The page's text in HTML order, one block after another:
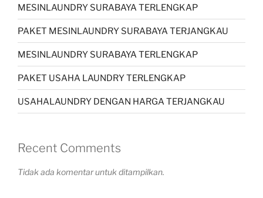
MESINLAUNDRY SURABAYA TERLENGKAP
PAKET MESINLAUNDRY SURABAYA TERJANGKAU
MESINLAUNDRY SURABAYA TERLENGKAP
PAKET USAHA LAUNDRY TERLENGKAP
USAHALAUNDRY DENGAN HARGA TERJANGKAU
Recent Comments
Tidak ada komentar untuk ditampilkan.